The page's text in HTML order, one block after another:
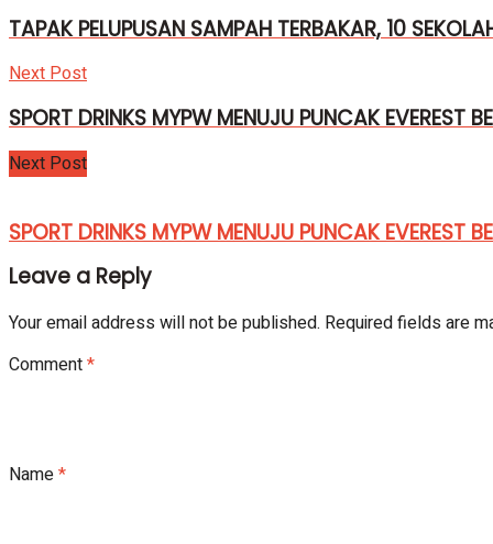
TAPAK PELUPUSAN SAMPAH TERBAKAR, 10
Next Post
SPORT DRINKS MYPW MENUJU PUNCAK EVEREST
Next Post
SPORT DRINKS MYPW MENUJU PUNCAK EVEREST
Leave a Reply
Your email address will not be published. Required fields are
Comment*
Name*